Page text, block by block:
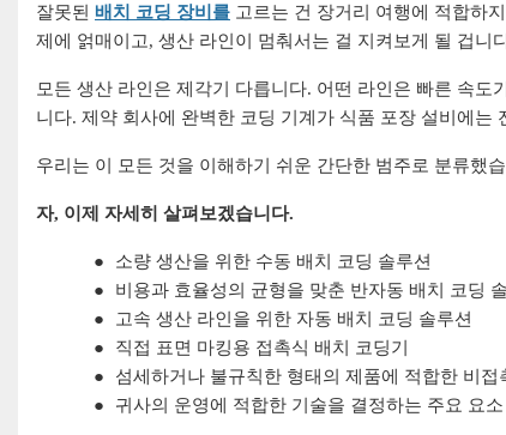
잘못된 배치 코딩 장비를 고르는 건 장거리 여행에 적합하
제에 얽매이고, 생산 라인이 멈춰서는 걸 지켜보게 될 겁
모든 생산 라인은 제각기 다릅니다. 어떤 라인은 빠른 속
니다. 제약 회사에 완벽한 코딩 기계가 식품 포장 설비에는
우리는 이 모든 것을 이해하기 쉬운 간단한 범주로 분류했
자, 이제 자세히 살펴보겠습니다.
●
소량 생산을 위한 수동 배치 코딩 솔루션
●
비용과 효율성의 균형을 맞춘 반자동 배치 코딩
●
고속 생산 라인을 위한 자동 배치 코딩 솔루션
●
직접 표면 마킹용 접촉식 배치 코딩기
●
섬세하거나 불규칙한 형태의 제품에 적합한 비접
●
귀사의 운영에 적합한 기술을 결정하는 주요 요소